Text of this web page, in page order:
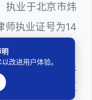
执业于北京市炜
师执业证号为14
师现（或曾）
、深圳市政府采
担任深圳市某区
明
改进用户体验。